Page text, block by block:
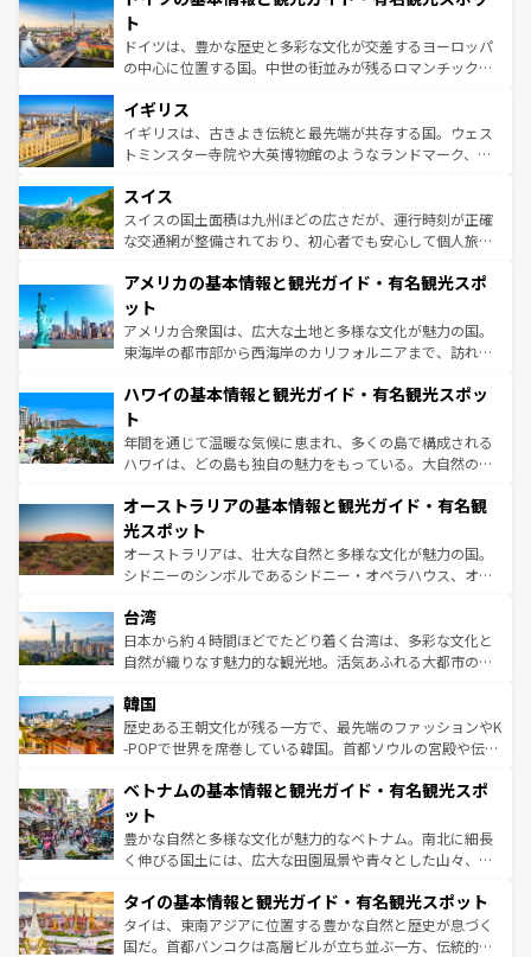
ンテンツ一覧 を参照してほしい。
聖堂、美しいビーチ、そして豊かな自然が、訪れる者を心
から魅了する。また、フランスは美食の国としても知ら
れ、フランス料理はユネスコ無形文化遺産にも登録されて
香り高いラベンダー畑など、多彩な楽しみ方が可能だ。さ
らに、パリ以外の地域にも魅力が溢れており、どの街角に
も豊かな歴史と文化が息づいている。パリ以外の個性あふ
を参照してほしい。
ト
ドイツは、豊かな歴史と多彩な文化が交差するヨーロッパ
の中心に位置する国。中世の街並みが残るロマンチック街
顔を持つこの国は、どこを歩いても飽きることがない。ベ
ルリンの文化的活気、バイエルン州のアルプスの絶景、そ
してライン川沿いのワイン畑といった風景は必見。ビール
は、お酒好きな人にはぜひ体験してほしい。 なお、新着の
ドイツ情報はコンテンツ一覧を参照してほしい。
イギリス
イギリスは、古きよき伝統と最先端が共存する国。ウェス
トミンスター寺院や大英博物館のようなランドマーク、歴
リアごとに異なる魅力がある。また、優雅なアフタヌーン
ティー、ビール好きにはたまらない英国パブ、サッカー観
戦など、本場だからこそできる体験も豊富。イギリスを旅
ンツ一覧を参照してほしい。
スイス
スイスの国土面積は九州ほどの広さだが、運行時刻が正確
な交通網が整備されており、初心者でも安心して個人旅行
の建物がそのまま残る町や、スイスならではのユニークな
博物館もあり、アルプス観光だけでなく町歩きも満喫する
ことができる。国民の所得が高いため物価も高いが、旅行
者向けの交通パス提供のサービスもあり、うまく活用すれ
着のスイス情報はコンテンツ一覧を参照してほしい。
アメリカの基本情報と観光ガイド・有名観光スポ
ット
アメリカ合衆国は、広大な土地と多様な文化が魅力の国。
東海岸の都市部から西海岸のカリフォルニアまで、訪れる
のような巨大都市は、観光、ショッピング、エンターテイ
ンメントが詰まった刺激的なスポットだ。一方、アメリカ
西部には大自然が広がり、グランドキャニオンやイエロー
ストーン国立公園といった絶景が堪能できる。さらに、南
文化が魅力。旅行者はアメリカの各地域で異なる魅力を楽
しみながら、その多様性と豊かな歴史を感じることができ
るだろう。車でのロードトリップや列車の旅も、アメリカ
ならではの贅沢な旅のスタイルだ。 なお、新着のアメリカ
情報は コンテンツ一覧 を参照してほしい。
ハワイの基本情報と観光ガイド・有名観光スポッ
ト
年間を通じて温暖な気候に恵まれ、多くの島で構成される
ハワイは、どの島も独自の魅力をもっている。大自然の神
ワイ島は見逃せない。また、定番の観光地といえばオアフ
島だが、静かな自然を求めるならマウイ島やカウアイ島が
おすすめ。エメラルドグリーンに輝く海をはじめ、豊かな
文化や歴史が息づいている。「アロハスピリット」と呼ば
人々、おいしいローカルフードやハワイアンミュージッ
ク、伝統的なフラダンスなど、すべてがハワイの魅力を彩
っている。訪れるたびに新しい発見と感動が待っているハ
はコンテンツ一覧
オーストラリアの基本情報と観光ガイド・有名観
光スポット
オーストラリアは、壮大な自然と多様な文化が魅力の国。
シドニーのシンボルであるシドニー・オペラハウス、オー
リアリーフや大陸中央部にそびえるウルル（エアーズロッ
ク）、タスマニアの美しい原生林やケアンズの熱帯雨林な
ど、見どころがたくさん。また、カフェやワイン、オージ
いる。アクティビティも充実しており、サーフィンやダイ
ビング、ハイキングなど、アウトドア好きにはたまらな
い。オーストラリアの多彩な魅力を存分に味わいつくそ
参照してほしい。
台湾
日本から約４時間ほどでたどり着く台湾は、多彩な文化と
自然が織りなす魅力的な観光地。活気あふれる大都市の台
ン）、静ひつな山岳地帯である台湾東部など、都市の喧騒
と山間の静けさが共存しており、訪れる人に新しい発見と
驚きをもたらしてくれる。また、奥深い台湾の食文化も魅
容にもいいと評判のスイーツなど、バラエティ豊かな料理
照してほしい。
韓国
歴史ある王朝文化が残る一方で、最先端のファッションやK
-POPで世界を席巻している韓国。首都ソウルの宮殿や伝統
き、地方に足を延ばせば四季折々の自然美を楽しむことが
できる。そして、キムチや焼肉、絶品のストリートフード
まで、さまざまな韓国料理が待っている。夜には、韓国な
らではのナイトライフも堪能できる。あたたかいホスピタ
わってみてほしい。 なお、新着の韓国情報はコンテンツ一
覧 を参照してほしい。
ベトナムの基本情報と観光ガイド・有名観光スポ
ット
豊かな自然と多様な文化が魅力的なベトナム。南北に細長
く伸びる国土には、広大な田園風景や青々とした山々、世
急速な発展と共に伝統が息づく。ハノイの古い町並みやホ
ーチミン市のフランス統治時代の建物も、独特の雰囲気を
醸し出している。また、バラエティの豊かさとおいしさで
タイの基本情報と観光ガイド・有名観光スポット
タイは、東南アジアに位置する豊かな自然と歴史が息づく
国だ。首都バンコクは高層ビルが立ち並ぶ一方、伝統的な